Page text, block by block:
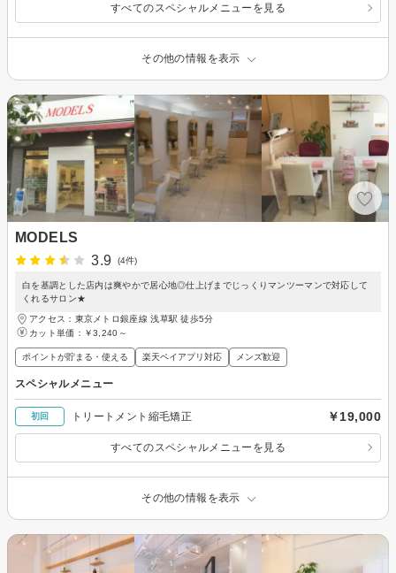
すべてのスペシャルメニューを見る
その他の情報を表示
MODELS
3.9
(4件)
白を基調とした店内は爽やかで居心地◎仕上げまでじっくりマンツーマンで対応して
くれるサロン★
アクセス：東京メトロ銀座線 浅草駅 徒歩5分
カット単価： ￥3,240～
ポイントが貯まる・使える 楽天ペイアプリ対応 メンズ歓迎
スペシャルメニュー
初回 トリートメント縮毛矯正 ￥19,000
すべてのスペシャルメニューを見る
その他の情報を表示